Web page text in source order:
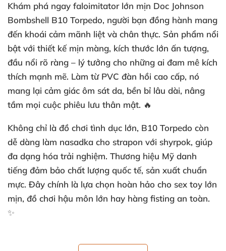
Khám phá ngay faloimitator lớn mịn Doc Johnson
Bombshell B10 Torpedo, người bạn đồng hành mang
đến khoái cảm mãnh liệt và chân thực. Sản phẩm nổi
bật với thiết kế mịn màng, kích thước lớn ấn tượng,
đầu nổi rõ ràng – lý tưởng cho những ai đam mê kích
thích mạnh mẽ. Làm từ PVC đàn hồi cao cấp, nó
mang lại cảm giác ôm sát da, bền bỉ lâu dài, nâng
tầm mọi cuộc phiêu lưu thân mật. 🔥
Không chỉ là đồ chơi tình dục lớn, B10 Torpedo còn
dễ dàng làm nasadka cho strapon với shyrpok, giúp
đa dạng hóa trải nghiệm. Thương hiệu Mỹ danh
tiếng đảm bảo chất lượng quốc tế, sản xuất chuẩn
mực. Đây chính là lựa chọn hoàn hảo cho sex toy lớn
mịn, đồ chơi hậu môn lớn hay hàng fisting an toàn.
✨
📊 Thông Số Kỹ Thuật Nổi Bật – Lý Do Nên